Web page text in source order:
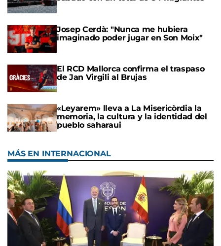
Josep Cerdà: "Nunca me hubiera
imaginado poder jugar en Son Moix"
El RCD Mallorca confirma el traspaso
de Jan Virgili al Brujas
«Leyarem» lleva a La Misericòrdia la
memoria, la cultura y la identidad del
pueblo saharaui
MÁS EN INTERNACIONAL